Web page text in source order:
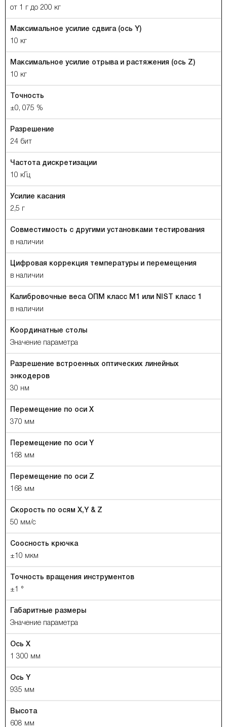
от 1 г до 200 кг
Максимальное усилие сдвига (ось Y)
10 кг
Максимальное усилие отрыва и растяжения (ось Z)
10 кг
Точность
±0, 075 %
Разрешение
24 бит
Частота дискретизации
10 кГц
Усилие касания
2,5 г
Совместимость с другими установками тестирования
в наличии
Цифровая коррекция температуры и перемещения
в наличии
Калибровочные веса ОПМ класс М1 или NIST класс 1
в наличии
Координатные столы
Значение параметра
Разрешение встроенных оптических линейных
энкодеров
30 нм
Перемещение по оси Х
370 мм
Перемещение по оси Y
168 мм
Перемещение по оси Z
168 мм
Скорость по осям X,Y & Z
50 мм/с
Соосность крючка
±10 мкм
Точность вращения инструментов
±1 °
Габаритные размеры
Значение параметра
Ось X
1 300 мм
Ось Y
935 мм
Высота
608 мм